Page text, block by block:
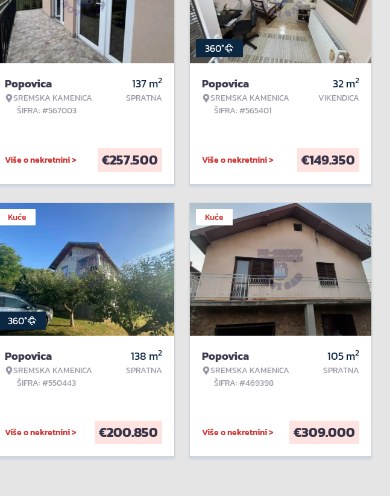
Popovica
SREMSKA KAMENICA
ŠIFRA: #567003
137m2
SPRATNA
Više o nekretnini > €257.500
360°
Popovica
SREMSKA KAMENICA
ŠIFRA: #565401
32m2
VIKENDICA
Više o nekretnini > €149.350
Kuće
360°
Popovica
SREMSKA KAMENICA
ŠIFRA: #550443
138 m2
SPRATNA
Više o nekretnini > €200.850
Kuće
Popovica
SREMSKA KAMENICA
ŠIFRA: #469398
105m2
SPRATNA
Više o nekretnini > €309.000